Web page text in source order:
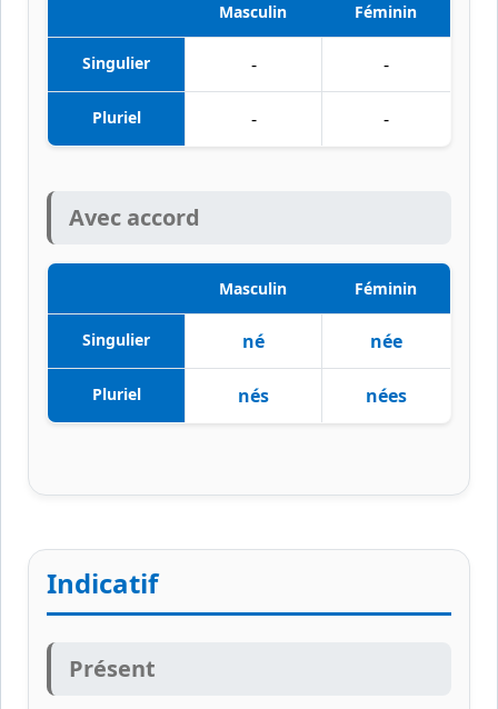
Masculin Féminin
Singulier - -
Pluriel - -
Avec accord
Masculin Féminin
Singulier né née
Pluriel nés nées
Indicatif
Présent